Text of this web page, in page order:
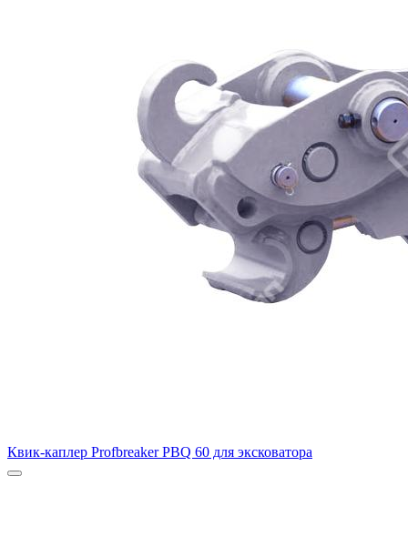
Квик-каплер Profbreaker PBQ 60 для эксковатора